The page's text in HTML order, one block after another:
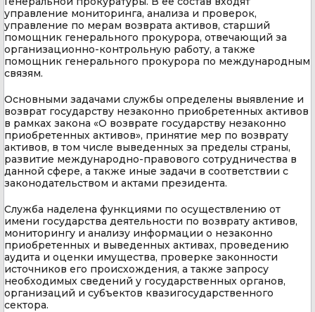
управление мониторинга, анализа и проверок,
управление по мерам возврата активов, старший
помощник генерального прокурора, отвечающий за
организационно-контрольную работу, а также
помощник генерального прокурора по международным
связям.
Основными задачами службы определены выявление и
возврат государству незаконно приобретенных активов
в рамках закона «О возврате государству незаконно
приобретенных активов», принятие мер по возврату
активов, в том числе выведенных за пределы страны,
развитие международно-правового сотрудничества в
данной сфере, а также иные задачи в соответствии с
законодательством и актами президента.
Служба наделена функциями по осуществлению от
имени государства деятельности по возврату активов,
мониторингу и анализу информации о незаконно
приобретенных и выведенных активах, проведению
аудита и оценки имущества, проверке законности
источников его происхождения, а также запросу
необходимых сведений у государственных органов,
организаций и субъектов квазигосударственного
сектора.